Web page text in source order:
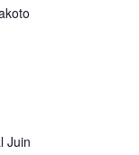
Juin